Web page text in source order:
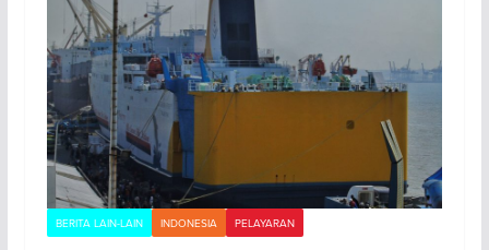
BERITA LAIN-LAIN INDONESIA PELAYARAN